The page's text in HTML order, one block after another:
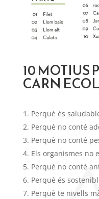
10 MOTIUS
CARN
Perquè és
Perquè no conté
Perquè no conté
Els organismes no
Perquè no conté
Perquè és
Perquè te nivells